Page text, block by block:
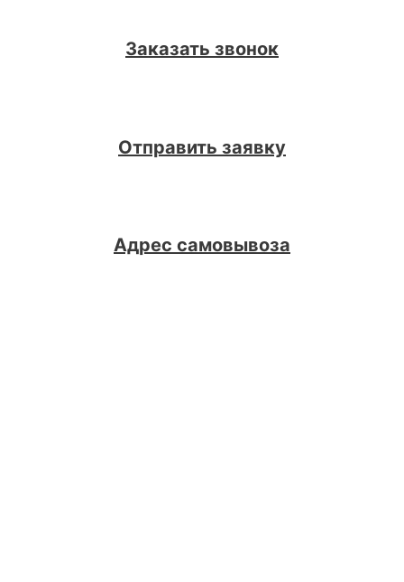
Заказать звонок
Отправить заявку
Адрес самовывоза